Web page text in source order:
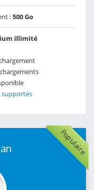
:500 Go
illimité
supportés
Populaire